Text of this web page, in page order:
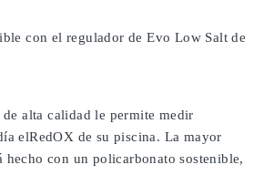
con el regulador de Evo Low Salt de
alta calidad le permite medir
elRedOX de su piscina. La mayor
hecho con un policarbonato sostenible,